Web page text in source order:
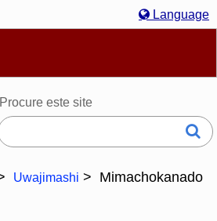
Language
日本語
Procure este site
Uwajimashi Mimachokanado